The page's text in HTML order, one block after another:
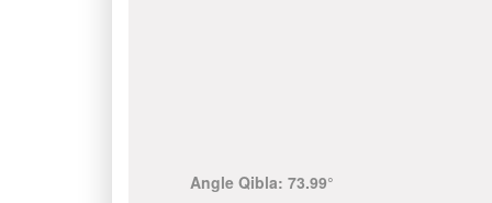
Angle Qibla: 73.99°